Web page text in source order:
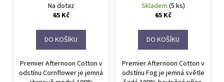
Na dotaz
65 Kč
DO KOŠÍKU
Premier Afternoon Cotton v
odstínu Cornflower je jemná
Skladem (5 ks)
65 Kč
DO KOŠÍKU
Premier Afternoon Cotton v
odstínu Fog je jemná světle